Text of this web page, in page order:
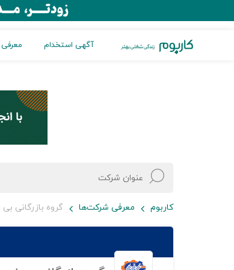
آگهی استخدام
کاربوم معرفی شرکت‌ها گروه بازرگانی